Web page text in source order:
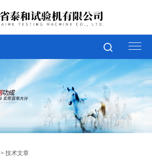
>技术文章